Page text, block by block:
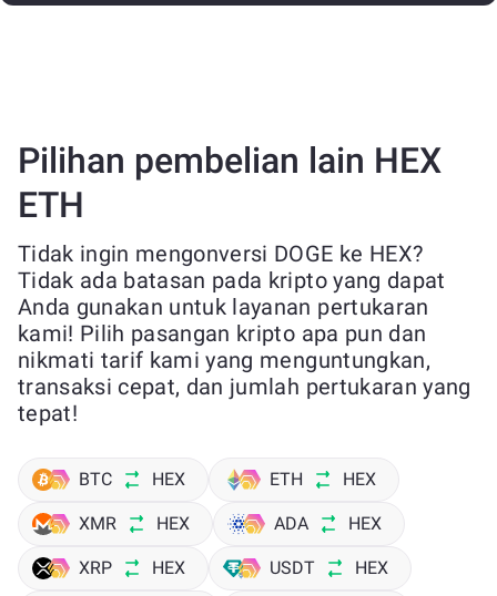
Pilihan pembelian lain HEX
ETH
Tidak ingin mengonversi DOGE ke HEX?
Tidak ada batasan pada kripto yang dapat
Anda gunakan untuk layanan pertukaran
kami! Pilih pasangan kripto apa pun dan
nikmati tarif kami yang menguntungkan,
transaksi cepat, dan jumlah pertukaran yang
tepat!
BTC HEX ETH HEX
XMR HEX ADA HEX
XRP HEX USDT HEX